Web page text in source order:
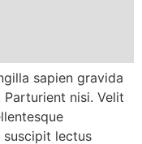
sapien gravida
nisi. Velit
suscipit lectus